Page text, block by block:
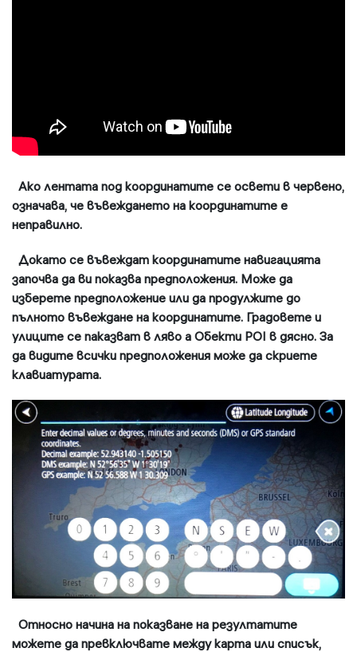
Ако лентата под координатите се освети в червено,
означава, че въвеждането на координатите е
неправилно.
Докато се въвеждат координатите навигацията
започва да ви показва предположения. Може да
изберете предположение или да продулжите до
пълното въвеждане на координатите. Градовете и
улиците се паказват в ляво а Обекти POI в дясно. За
да видите всички предположения може да скриете
клавиатурата.
Относно начина на показване на резултатите
можете да превключвате между карта или списък,